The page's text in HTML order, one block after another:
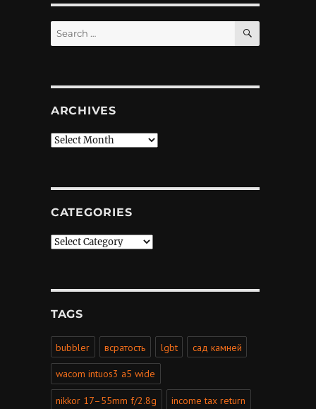
Search
for:
SEARCH
ARCHIVES
Archives
CATEGORIES
Categories
TAGS
bubbler всратость lgbt сад камней
wacom intuos3 a5 wide
nikkor 17–55mm f/2.8g income tax return